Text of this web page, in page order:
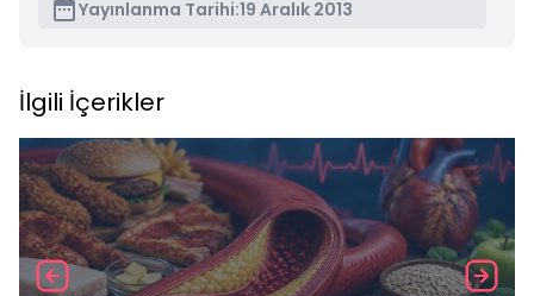
Yayınlanma Tarihi:19 Aralık 2013
İlgili İçerikler